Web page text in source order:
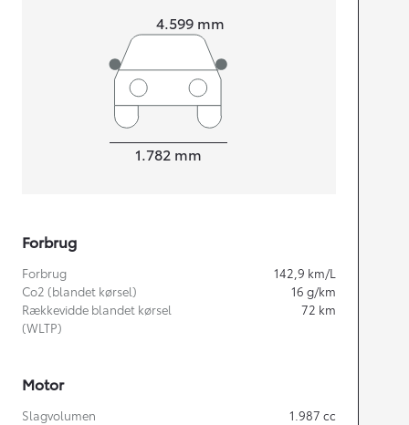
4.599 mm
1.782 mm
Forbrug
Forbrug 142,9 km/L
Co2 (blandet kørsel)
16 g/km
Rækkevidde blandet kørsel
(WLTP)
72 km
Motor
Slagvolumen 1.987 cc